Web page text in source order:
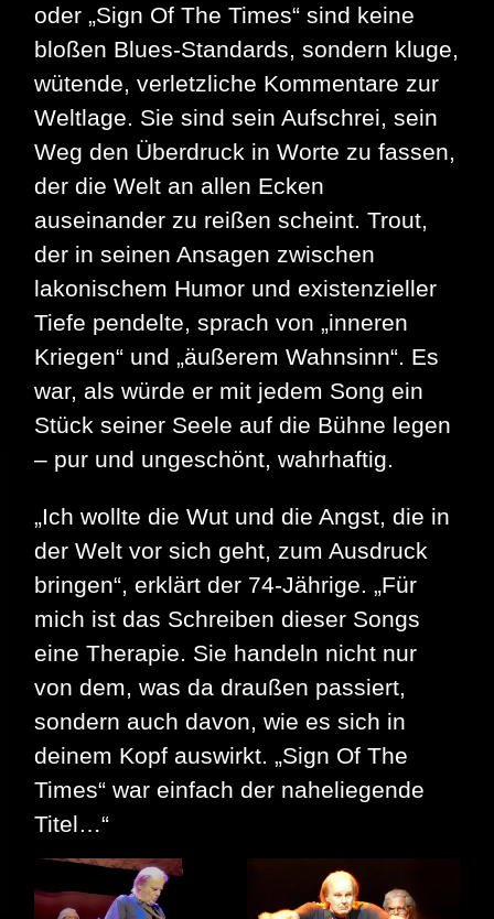
oder „Sign Of The Times“ sind keine
bloßen Blues-Standards, sondern kluge,
wütende, verletzliche Kommentare zur
Weltlage. Sie sind sein Aufschrei, sein
Weg den Überdruck in Worte zu fassen,
der die Welt an allen Ecken
auseinander zu reißen scheint. Trout,
der in seinen Ansagen zwischen
lakonischem Humor und existenzieller
Tiefe pendelte, sprach von „inneren
Kriegen“ und „äußerem Wahnsinn“. Es
war, als würde er mit jedem Song ein
Stück seiner Seele auf die Bühne legen
– pur und ungeschönt, wahrhaftig.
„Ich wollte die Wut und die Angst, die in
der Welt vor sich geht, zum Ausdruck
bringen“, erklärt der 74-Jährige. „Für
mich ist das Schreiben dieser Songs
eine Therapie. Sie handeln nicht nur
von dem, was da draußen passiert,
sondern auch davon, wie es sich in
deinem Kopf auswirkt. „Sign Of The
Times“ war einfach der naheliegende
Titel…“